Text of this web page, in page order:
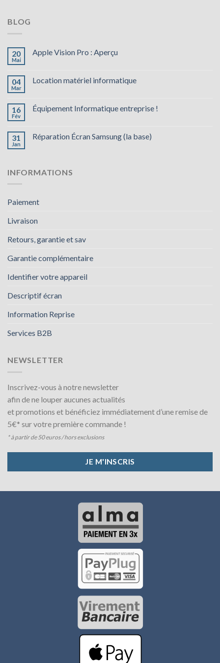
BLOG
20
Mai
Apple Vision Pro : Aperçu
04
Mar
Location matériel informatique
16
Fév
Équipement Informatique entreprise !
31
Jan
Réparation Écran Samsung (la base)
INFORMATIONS
Paiement
Livraison
Retours, garantie et sav
Garantie complémentaire
Identifier votre appareil
Descriptif écran
Information Reprise
Services B2B
NEWSLETTER
Inscrivez-vous à notre newsletter
afin de ne louper aucunes actualités
et promotions et bénéficiez immédiatement d’une remise de
5€* sur votre première commande !
* à partir de 50 euros / hors exclusions
JE M'INSCRIS